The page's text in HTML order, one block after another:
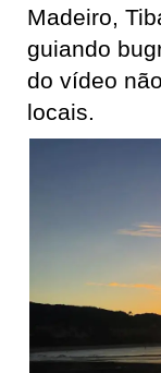
Madeiro,
guiando
do vídeo
locais.